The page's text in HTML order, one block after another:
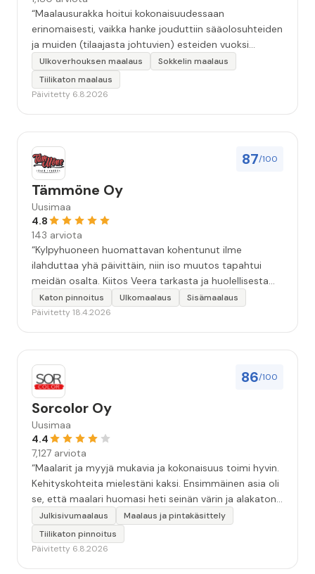
“Maalausurakka hoitui kokonaisuudessaan
erinomaisesti, vaikka hanke jouduttiin sääolosuhteiden
ja muiden (tilaajasta johtuvien) esteiden vuoksi
keskeyttämään n. 3 viikoksi. Maalaistulos on oikein
hyvä, yhteydenpito erinomaista, jälkityöt tehtiin
huolellisesti. Suosittelen. Erityiskiitos itse maalareille:
Ulkoverhouksen maalaus
Sokkelin maalaus
Tiilikaton maalaus
Päivitetty 6.8.2026
87/100
Tämmöne Oy
Uusimaa
4.8
143 arviota
“Kylpyhuoneen huomattavan kohentunut ilme
ilahduttaa yhä päivittäin, niin iso muutos tapahtui
meidän osalta. Kiitos Veera tarkasta ja huolellisesta
työstä, sekä ystävällisestä palvelusta!”
Katon pinnoitus Ulkomaalaus
Sisämaalaus
Päivitetty 18.4.2026
86/100
Sorcolor Oy
Uusimaa
4.4
7,127 arviota
“Maalarit ja myyjä mukavia ja kokonaisuus toimi hyvin.
Kehityskohteita mielestäni kaksi. Ensimmäinen asia oli
se, että maalari huomasi heti seinän värin ja alakaton
värin erot mitä en huomannut. Hyvä toki että siinä
kohtaa huomattu mutta toki optimaalisessa
tilanteessa myyjä olisi jo kiinnittänyt tähän huomiota.
Julkisivumaalaus
Maalaus ja pintakäsittely
Tiilikaton pinnoitus
Päivitetty 6.8.2026